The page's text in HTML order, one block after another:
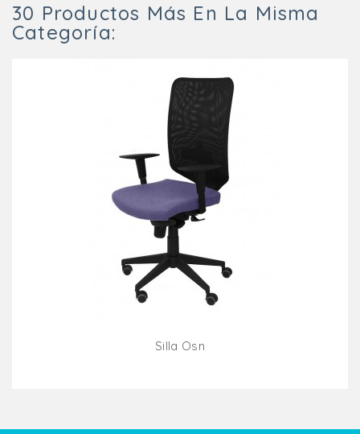
30 Productos Más En La Misma
Categoría:
Silla Osn